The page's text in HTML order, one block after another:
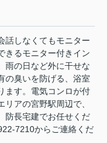
話しなくてもモニター
きるモニター付きイン
雨の日など外に干せな
の臭いを防げる、浴室
ます。電気コンロが付
アの宮野駅周辺で、
長宅建でお任せくだ
7210からご連絡くだ